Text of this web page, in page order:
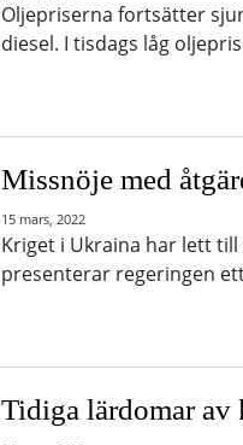
Oljepriserna fortsätter
diesel. I tisdags låg
Missnöje med
15 mars, 2022
Kriget i Ukraina har lett
presenterar regeringen
Tidiga lärdomar